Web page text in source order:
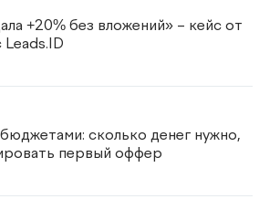
+20% без вложений» – кейс от
сколько денег нужно,
первый оффер